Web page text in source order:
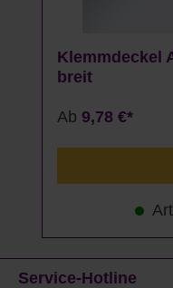
Klemmdeckel
breit
Ab 9,78 €*
Service-Hotline